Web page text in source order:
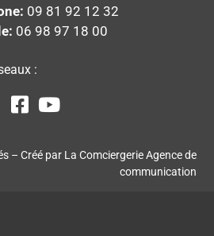
09 81 92 12 32
06 98 97 18 00
:
– Créé par La Comciergerie Agence de
communication